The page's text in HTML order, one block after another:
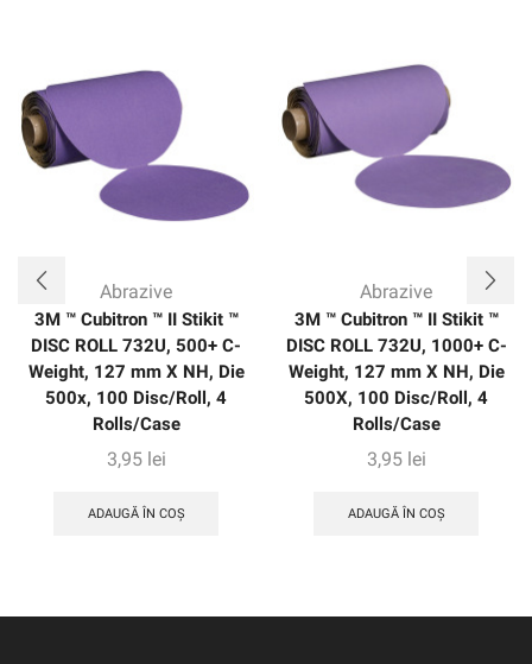
să se ridice sau să „arate” ca abrazivele convenționale,
rezultând un disc care taie până la 2x la fel de repede ca
abrazivele convenționale.Suportul de cârpă J-greutate
oferă rezistență la lacrimă excepțională, durabilitate și un
finisaj consistent, uniform pe o varietate de substraturi.
Abrazive
3M ™ Cubitron ™ II Stikit ™
DISC ROLL 732U, 500+ C-
Weight, 127 mm X NH, Die
500x, 100 Disc/Roll, 4
Rolls/Case
3,95 lei
ADAUGĂ ÎN COȘ
Abrazive
3M ™ Cubitron ™ II Stikit ™
DISC ROLL 732U, 1000+ C-
Weight, 127 mm X NH, Die
500X, 100 Disc/Roll, 4
Rolls/Case
3,95 lei
ADAUGĂ ÎN COȘ